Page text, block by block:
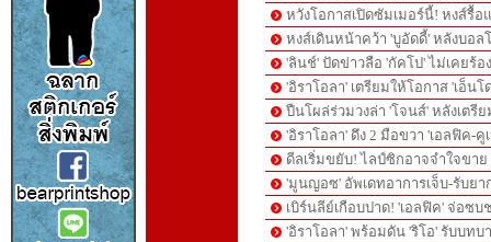
หวังโอกาสเปิดซัมเมอร์นี้! หงส์รื้อ
หงส์เดินหน้าคว้า 'บูอัดดี้' หลังบอล
'ลินช์' ปัดข่าวลือ 'กัคโป' ไม่เคยร้
'อิราโอลา' เตรียมให้โอกาส 'เอ็น
ปืนโผล่ร่วมวงล่า 'โจนส์' หลังเตรี
'อิราโอลา' ดึง 2 มือขวา 'เอลฟิค-
ดีลเริ่มขยับ! ไลป์ซิกอาจจำใจขา
'มูนญอซ' อัพเดทอาการเจ็บ-รับยา
เบิร์นลีย์เกือบปาด! 'เอลฟิค' จ่อซบ
'อิราโอลา' พร้อมดัน 'ริโอ' รับบท